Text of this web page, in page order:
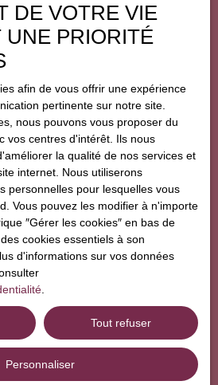
80 90
Saint-Mesmin
DE VOTRE VIE
UNE PRIORITÉ
afin de vous offrir une expérience
pertinente sur notre site.
nous pouvons vous proposer du
vos centres d'intérêt. Ils nous
la qualité de nos services et
internet. Nous utiliserons
personnelles pour lesquelles vous
Vous pouvez les modifier à n'importe
″Gérer les cookies″ en bas de
cookies essentiels à son
d'informations sur vos données
Tout refuser
Personnaliser